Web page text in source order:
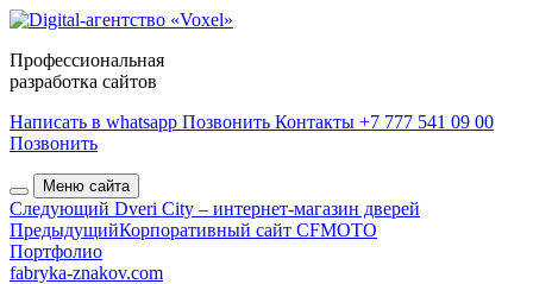
Профессиональная
разработка сайтов
Написать в whatsapp Позвонить Контакты +7 777 541 09 00
Позвонить
Меню сайта
Следующий Dveri City – интернет-магазин дверей
ПредыдущийКорпоративный сайт CFMOTO
Портфолио
fabryka-znakov.com